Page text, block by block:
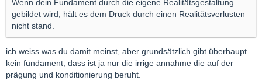
Wenn dein Fundament durch die eigene Realitätsgestaltung
gebildet wird, hält es dem Druck durch einen Realitätsverlusten
nicht stand.
ich weiss was du damit meinst, aber grundsätzlich gibt überhaupt
kein fundament, dass ist ja nur die irrige annahme die auf der
prägung und konditionierung beruht.